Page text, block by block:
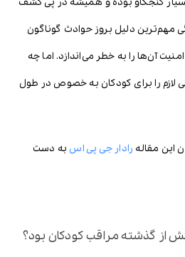
مهم‌ترین دلیل بروز حوادث گوناگون
آن‌ها را به خطر می‌اندازد. اما چه
لازم را برای کودکان به خصوص در طول
این مقاله رادار جی پی اس به دست
از گذشته مراقب کودکان بود؟